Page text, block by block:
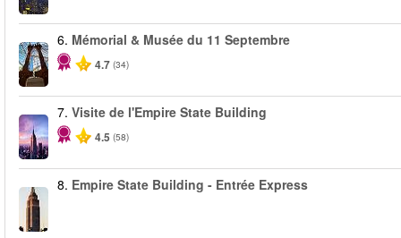
6. Mémorial & Musée du 11 Septembre
4.7 (34)
7. Visite de l'Empire State Building
4.5 (58)
8. Empire State Building - Entrée Express